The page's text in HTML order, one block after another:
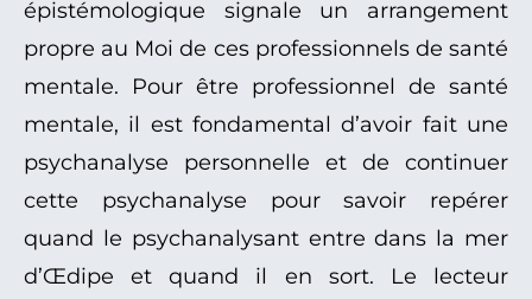
épistémologique signale un arrangement
propre au Moi de ces professionnels de santé
mentale. Pour être professionnel de santé
mentale, il est fondamental d’avoir fait une
psychanalyse personnelle et de continuer
cette psychanalyse pour savoir repérer
quand le psychanalysant entre dans la mer
d’Œdipe et quand il en sort. Le lecteur